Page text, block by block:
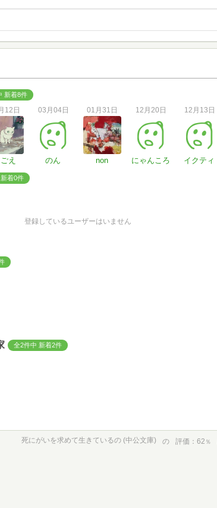
新着8件
12日
え
03月04日
のん
01月31日
non
12月20日
にゃんころ
12月13日
イクティ
着0件
登録しているユーザーはいません
全2件中 新着2件
死にがいを求めて生きているの (中公文庫) の 評価 62 ％